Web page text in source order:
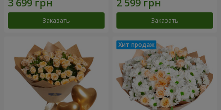
Заказать Заказать